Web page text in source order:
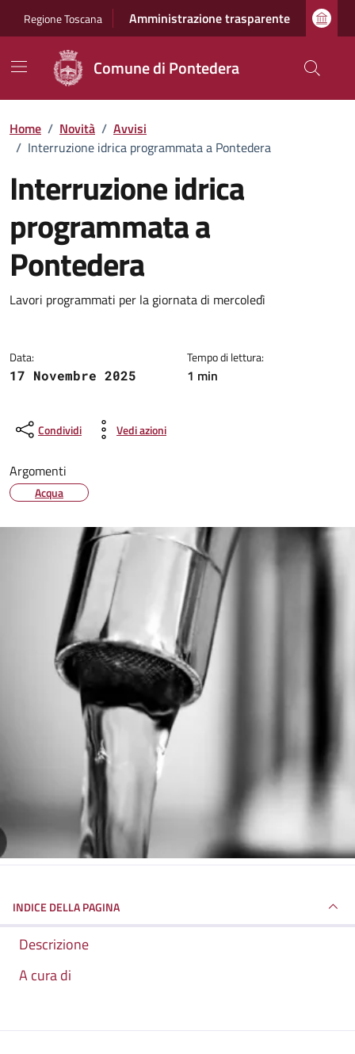
Regione Toscana Amministrazione trasparente
Comune di Pontedera
Home / Novità / Avvisi
/ Interruzione idrica programmata a Pontedera
Interruzione idrica
programmata a
Pontedera
Dettagli della notizia
Lavori programmati per la giornata di mercoledì
Data:
17 Novembre 2025
Tempo di lettura:
1 min
Condividi Vedi azioni
Argomenti
Acqua
INDICE DELLA PAGINA
Descrizione
A cura di